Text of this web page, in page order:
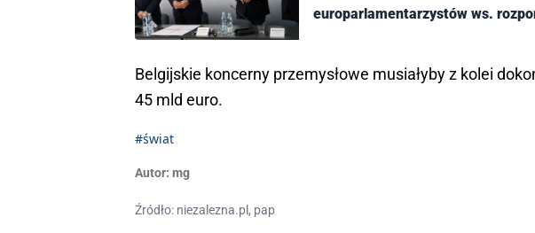
europarlamentarzystów ws.
Belgijskie koncerny przemysłowe musiałyby z kolei
45 mld euro.
#świat
Autor: mg
Źródło: niezalezna.pl, pap